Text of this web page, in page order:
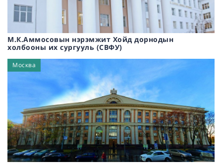
М.К.Аммосовын нэрэмжит Хойд дорнодын
холбооны их сургууль (СВФУ)
Москва